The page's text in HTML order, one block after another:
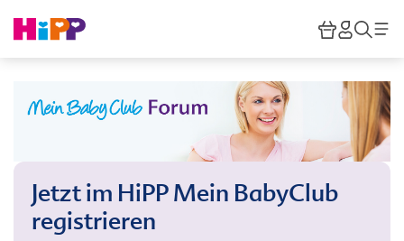
HiPP
Jetzt im HiPP Mein BabyClub
registrieren